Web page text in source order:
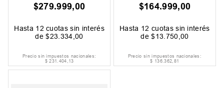
$279.999,00
Hasta 12 cuotas sin interés
de$23 334 ,00
Precio sin impuestos nacionales:
$ 231.404,13
$164.999,00
Hasta 12 cuotas sin interés
de$13 750 00
Precio sin impuestos nacionales:
$ 136.362,81